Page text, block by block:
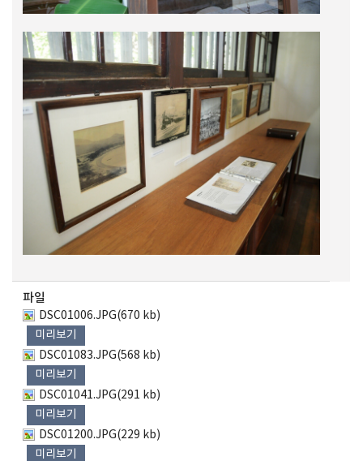
파일
DSC01006.JPG(670 kb)
미리보기
DSC01083.JPG(568 kb)
미리보기
DSC01041.JPG(291 kb)
미리보기
DSC01200.JPG(229 kb)
미리보기